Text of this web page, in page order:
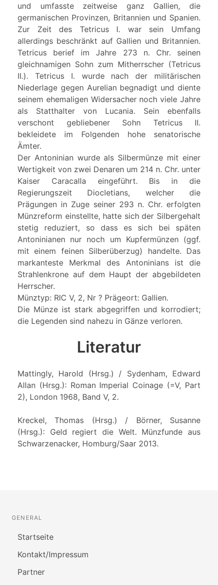
und umfasste zeitweise ganz Gallien, die
germanischen Provinzen, Britannien und Spanien.
Zur Zeit des Tetricus I. war sein Umfang
allerdings beschränkt auf Gallien und Britannien.
Tetricus berief im Jahre 273 n. Chr. seinen
gleichnamigen Sohn zum Mitherrscher (Tetricus
II.). Tetricus I. wurde nach der militärischen
Niederlage gegen Aurelian begnadigt und diente
seinem ehemaligen Widersacher noch viele Jahre
als Statthalter von Lucania. Sein ebenfalls
verschont gebliebener Sohn Tetricus II.
bekleidete im Folgenden hohe senatorische
Ämter.
Der Antoninian wurde als Silbermünze mit einer
Wertigkeit von zwei Denaren um 214 n. Chr. unter
Kaiser Caracalla eingeführt. Bis in die
Regierungszeit Diocletians, welcher die
Prägungen in Zuge seiner 293 n. Chr. erfolgten
Münzreform einstellte, hatte sich der Silbergehalt
stetig reduziert, so dass es sich bei späten
Antoninianen nur noch um Kupfermünzen (ggf.
mit einem feinen Silberüberzug) handelte. Das
markanteste Merkmal des Antoninians ist die
Strahlenkrone auf dem Haupt der abgebildeten
Herrscher.
Münztyp: RIC V, 2, Nr ? Prägeort: Gallien.
Die Münze ist stark abgegriffen und korrodiert;
die Legenden sind nahezu in Gänze verloren.
Literatur
Mattingly, Harold (Hrsg.) / Sydenham, Edward
Allan (Hrsg.): Roman Imperial Coinage (=V, Part
2), London 1968, Band V, 2.
Kreckel, Thomas (Hrsg.) / Börner, Susanne
(Hrsg.): Geld regiert die Welt. Münzfunde aus
Schwarzenacker, Homburg/Saar 2013.
GENERAL
Startseite
Kontakt/Impressum
Partner